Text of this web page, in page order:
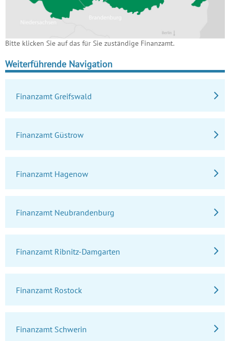
Bitte klicken Sie auf das für Sie zuständige Finanzamt.
Weiterführende Navigation
Finanzamt Greifswald
Finanzamt Güstrow
Finanzamt Hagenow
Finanzamt Neubrandenburg
Finanzamt Ribnitz-Damgarten
Finanzamt Rostock
Finanzamt Schwerin